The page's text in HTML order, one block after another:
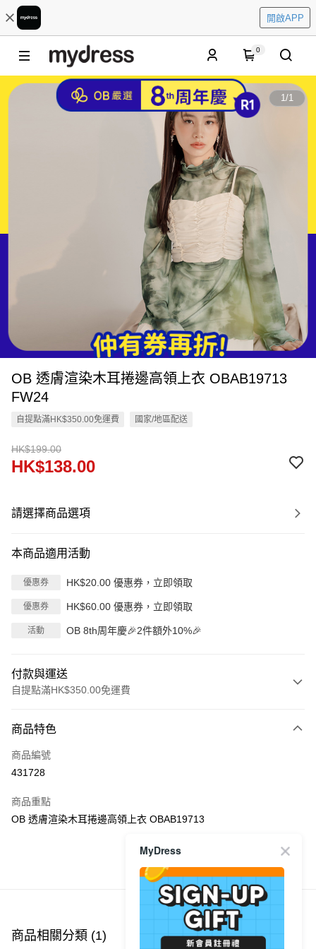
開啟APP
0
1/1
OB 透膚渲染木耳捲邊高領上衣 OBAB19713
FW24
自提點滿HK$350.00免運費 國家/地區配送
HK$199.00
HK$138.00
請選擇商品選項
本商品適用活動
優惠券 HK$20.00 優惠券，立即領取
優惠券 HK$60.00 優惠券，立即領取
活動 OB 8th周年慶🎉2件額外10%🎉
付款與運送
自提點滿HK$350.00免運費
信用卡
Apple Pay
PayMe
每筆HK$40.00，滿HK$350.00或以上免運費
付款後順豐站及營業點
商品特色
商品編號
431728
商品重點
OB 透膚渲染木耳捲邊高領上衣 OBAB19713
商品推薦
商品相關分類 (1)
MyDress